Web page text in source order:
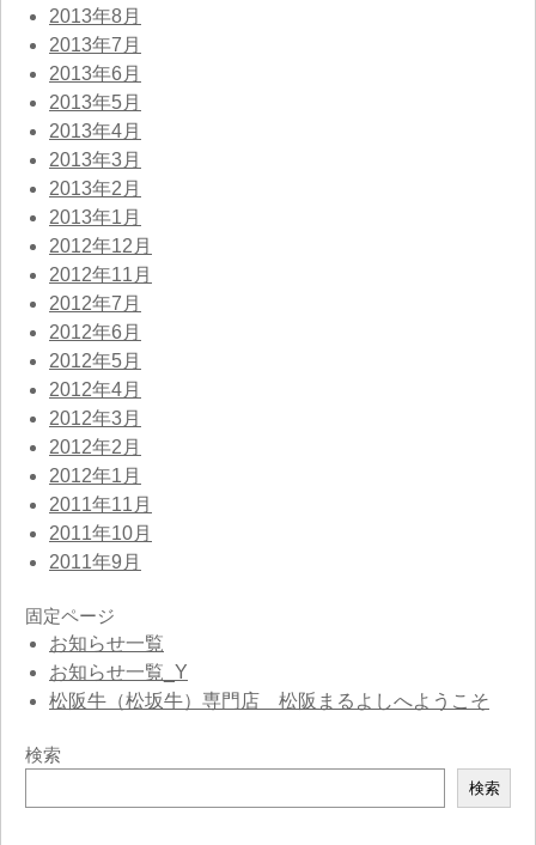
2013年8月
2013年7月
2013年6月
2013年5月
2013年4月
2013年3月
2013年2月
2013年1月
2012年12月
2012年11月
2012年7月
2012年6月
2012年5月
2012年4月
2012年3月
2012年2月
2012年1月
2011年11月
2011年10月
2011年9月
固定ページ
お知らせ一覧
お知らせ一覧_Y
松阪牛（松坂牛）専門店 松阪まるよしへようこそ
検索
索
検索